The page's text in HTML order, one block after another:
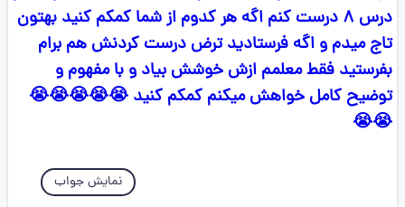
درس ۸ درست کنم اگه هر کدوم از شما کمکم کنید بهتون
تاج میدم و اگه فرستادید ترض درست کردنش هم برام
بفرستید فقط معلمم ازش خوشش بیاد و با مفهوم و
توضیح کامل خواهش میکنم کمکم کنید 😭😭😭😭😭
😭😭
نمایش جواب